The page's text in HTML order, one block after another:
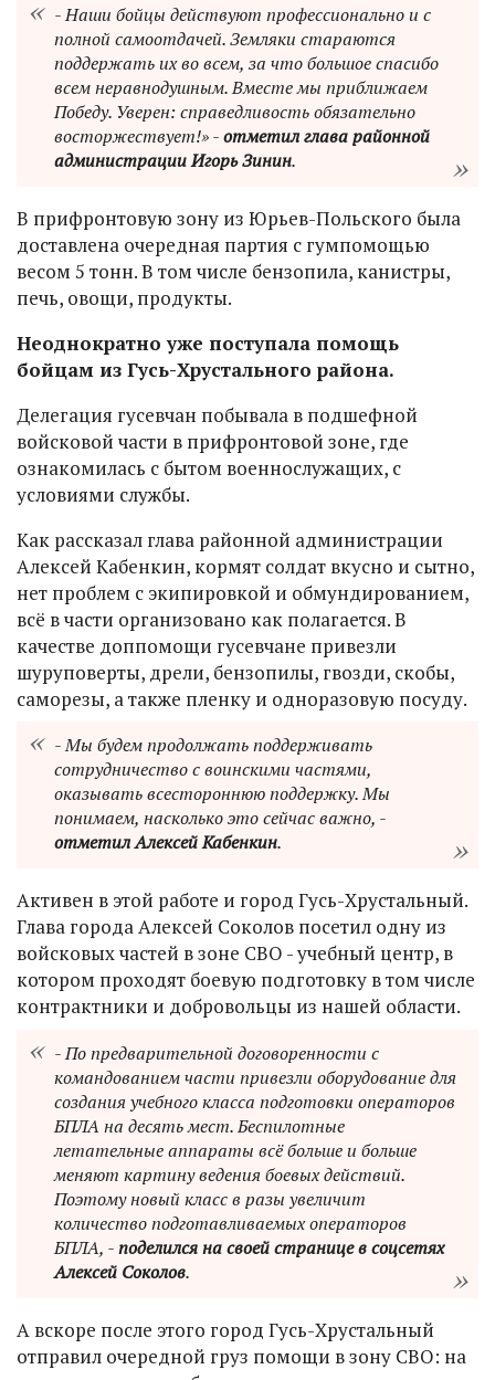
- Наши бойцы действуют профессионально и с
полной самоотдачей. Земляки стараются
поддержать их во всем, за что большое спасибо
всем неравнодушным. Вместе мы приближаем
Победу. Уверен: справедливость обязательно
восторжествует!» -отметил глава районной
администрации Игорь Зинин.
В прифронтовую зону из Юрьев-Польского была
доставлена очередная партия с гумпомощью
весом 5 тонн. В том числе бензопила, канистры,
печь, овощи, продукты.
Неоднократно уже поступала помощь
бойцам из Гусь-Хрустального района.
Делегация гусевчан побывала в подшефной
войсковой части в прифронтовой зоне, где
ознакомилась с бытом военнослужащих, с
условиями службы.
Как рассказал глава районной администрации
Алексей Кабенкин, кормят солдат вкусно и сытно,
нет проблем с экипировкой и обмундированием,
всё в части организовано как полагается. В
качестве доппомощи гусевчане привезли
шуруповерты, дрели, бензопилы, гвозди, скобы,
саморезы, а также пленку и одноразовую посуду.
- Мы будем продолжать поддерживать
сотрудничество с воинскими частями,
оказывать всестороннюю поддержку. Мы
понимаем, насколько это сейчас важно, -
отметил Алексей Кабенкин.
Активен в этой работе и город Гусь-Хрустальный.
Глава города Алексей Соколов посетил одну из
войсковых частей в зоне СВО - учебный центр, в
котором проходят боевую подготовку в том числе
контрактники и добровольцы из нашей области.
- По предварительной договоренности с
командованием части привезли оборудование для
создания учебного класса подготовки операторов
БПЛА на десять мест. Беспилотные
летательные аппараты всё больше и больше
меняют картину ведения боевых действий.
Поэтому новый класс в разы увеличит
количество подготавливаемых операторов
БПЛА, -поделился на своей странице в соцсетях
Алексей Соколов.
А вскоре после этого город Гусь-Хрустальный
отправил очередной груз помощи в зону СВО: на